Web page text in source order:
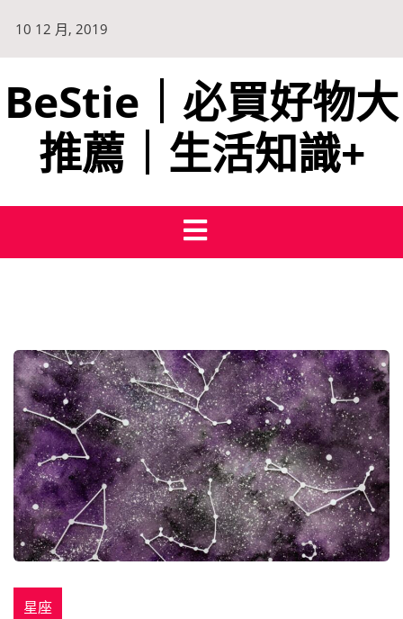
10 12 月, 2019
BeStie｜必買好物大
推薦｜生活知識+
星座